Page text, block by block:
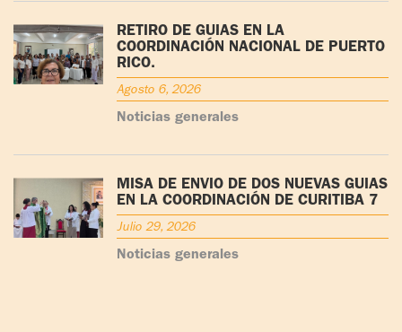
RETIRO DE GUÍAS EN LA
COORDINACIÓN NACIONAL DE PUERTO
RICO.
Agosto 6, 2026
Noticias generales
MISA DE ENVÍO DE DOS NUEVAS GUÍAS
EN LA COORDINACIÓN DE CURITIBA 7
Julio 29, 2026
Noticias generales